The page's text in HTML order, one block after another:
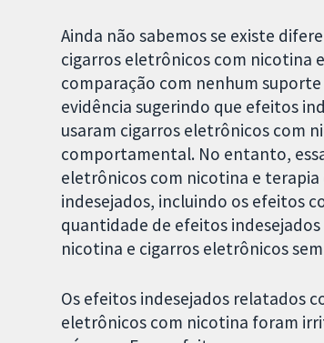
Ainda não sabemos se existe
cigarros eletrônicos com nicotina
comparação com nenhum
evidência sugerindo que efeitos
usaram cigarros eletrônicos com
comportamental. No entanto,
eletrônicos com nicotina e
indesejados, incluindo os efeitos
quantidade de efeitos
nicotina e cigarros eletrônicos
Os efeitos indesejados relatados
eletrônicos com nicotina foram